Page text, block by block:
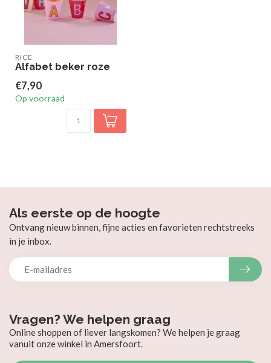
RICE
Alfabet beker roze
€7,90
Op voorraad
Vragen? We helpen graag
Online shoppen of liever langskomen? We helpen je graag
vanuit onze winkel in Amersfoort.
Als eerste op de hoogte
Ontvang nieuw binnen, fijne acties en favorieten rechtstreeks
in je inbox.